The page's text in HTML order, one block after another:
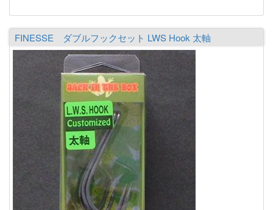
FINESSE ダブルフックセット LWS Hook 太軸